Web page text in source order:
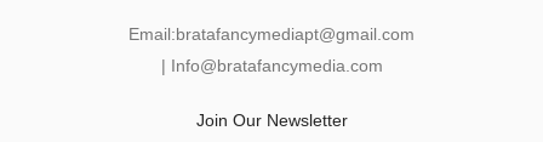
Email:bratafancymediapt@gmail.com
| Info@bratafancymedia .com
Join Our Newsletter